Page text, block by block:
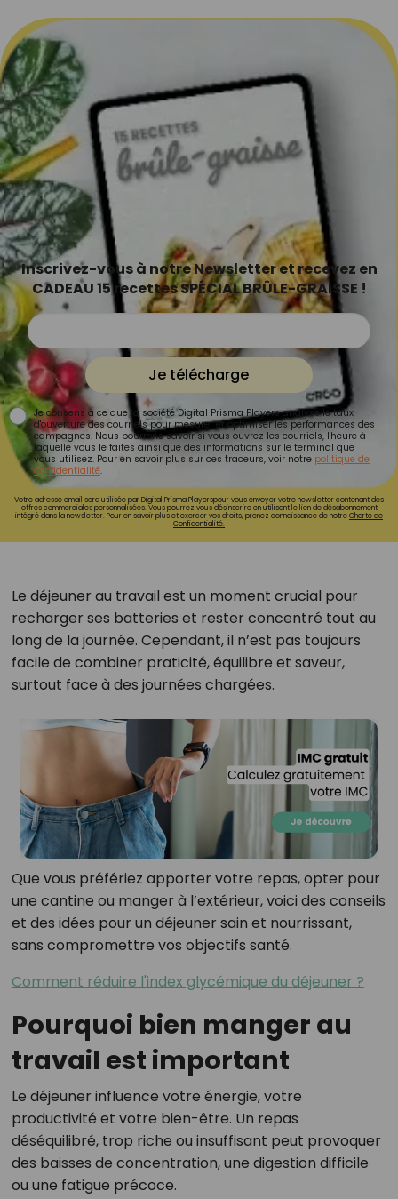
Inscrivez-vous à notre Newsletter et recevez en
CADEAU 15 recettes SPÉCIAL BRÛLE-GRAISSE !
Je télécharge
Je consens à ce que la société Digital Prisma Players analyse le taux
d'ouverture des courriels pour mesurer et optimiser les performances des
campagnes. Nous pourrons savoir si vous ouvrez les courriels, l'heure à
laquelle vous le faites ainsi que des informations sur le terminal que
vous utilisez. Pour en savoir plus sur ces traceurs, voir notre politique de
confidentialité.
Votre adresse email sera utilisée par Digital Prisma Playerspour vous envoyer votre newsletter contenant des
offres commerciales personnalisées. Vous pourrez vous désinscrire en utilisant le lien de désabonnement
intégré dans la newsletter. Pour en savoir plus et exercer vos droits, prenez connaissance de notreCharte de
Confidentialité.
Le déjeuner au travail est un moment crucial pour
recharger ses batteries et rester concentré tout au
long de la journée. Cependant, il n’est pas toujours
facile de combiner praticité, équilibre et saveur,
surtout face à des journées chargées.
Que vous préfériez apporter votre repas, opter pour
une cantine ou manger à l’extérieur, voici des conseils
et des idées pour un déjeuner sain et nourrissant,
sans compromettre vos objectifs santé.
Comment réduire l'index glycémique du déjeuner ?
Pourquoi bien manger au
travail est important
Le déjeuner influence votre énergie, votre
productivité et votre bien-être. Un repas
déséquilibré, trop riche ou insuffisant peut provoquer
des baisses de concentration, une digestion difficile
ou une fatigue précoce.